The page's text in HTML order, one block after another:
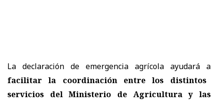
La declaración de emergencia agrícola ayudará a
facilitar la coordinación entre los distintos
servicios del Ministerio de Agricultura y las